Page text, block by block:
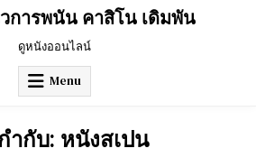
การพนัน คาสิโน เดิมพัน
ดูหนังออนไลน์
Menu
ำกับ: หนังสเปน